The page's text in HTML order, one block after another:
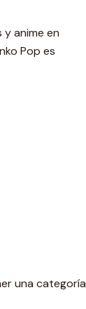
anime en
Pop es
una categoría